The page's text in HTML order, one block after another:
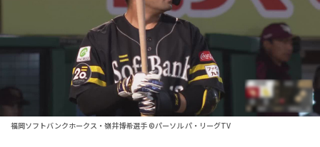
順位表･成績
1軍公式戦
ファーム東地区
選手名鑑トップ
ニュース
福岡ソフトバンクホークス・嶺井博希選手 ©パーソル パ・リーグTV